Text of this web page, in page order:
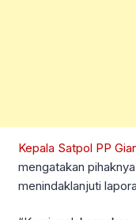
Kepala Satpol PP
mengatakan
menindaklanjuti